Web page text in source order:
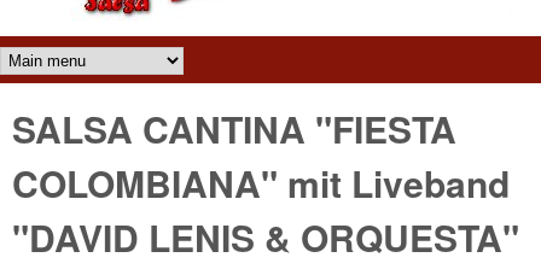
Main menu
SALSA CANTINA "FIESTA
COLOMBIANA" mit Liveband
"DAVID LENIS & ORQUESTA"